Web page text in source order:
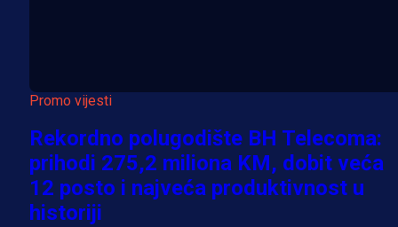
Promo vijesti
Rekordno polugodište BH Telecoma:
prihodi 275,2 miliona KM, dobit veća
12 posto i najveća produktivnost u
historiji